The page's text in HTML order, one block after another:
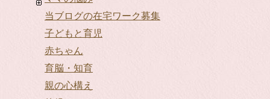
当ブログの在宅ワーク募集
子どもと育児
赤ちゃん
育脳・知育
親の心構え